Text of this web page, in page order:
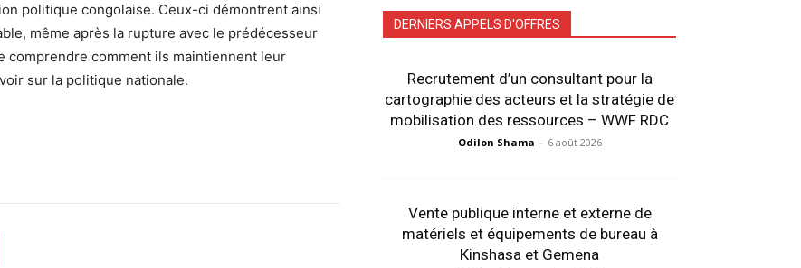
politique congolaise. Ceux-ci démontrent ainsi
même après la rupture avec le prédécesseur
comprendre comment ils maintiennent leur
sur la politique nationale.
DERNIERS APPELS D'OFFRES
Recrutement d’un consultant pour la
cartographie des acteurs et la stratégie de
mobilisation des ressources – WWF RDC
Odilon Shama - 6 août 2026
Vente publique interne et externe de
matériels et équipements de bureau à
Kinshasa et Gemena